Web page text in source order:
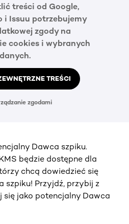
treści od Google,
i Issuu potrzebujemy
zgody na
cookies i wybranych
danych.
TREŚCI
zgodami
Dawca szpiku.
będzie dostępne dla
chcą dowiedzieć się
szpiku! Przyjdź, przybij z
się jako potencjalny Dawca